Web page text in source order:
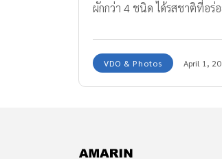
ผักกว่า 4 ชนิด ได้รสชาติที่อร่
VDO & Photos April 1,